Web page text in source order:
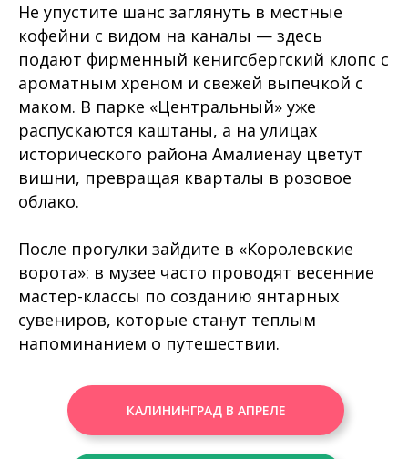
Не упустите шанс заглянуть в местные
кофейни с видом на каналы — здесь
подают фирменный кенигсбергский клопс с
ароматным хреном и свежей выпечкой с
маком. В парке «Центральный» уже
распускаются каштаны, а на улицах
исторического района Амалиенау цветут
вишни, превращая кварталы в розовое
облако.
После прогулки зайдите в «Королевские
ворота»: в музее часто проводят весенние
мастер-классы по созданию янтарных
сувениров, которые станут теплым
напоминанием о путешествии.
КАЛИНИНГРАД В АПРЕЛЕ